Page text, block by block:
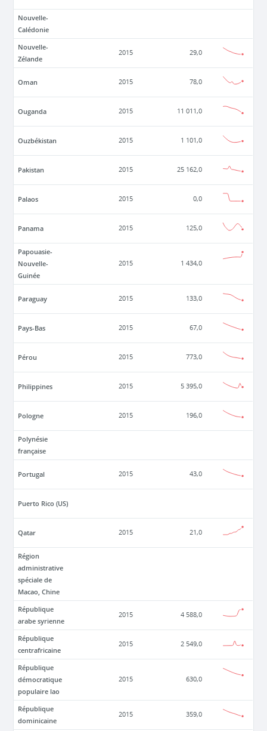
Nouvelle-
Calédonie
Nouvelle-
Zélande
2015 29,0
Oman 2015 78,0
Ouganda 2015 11 011,0
Ouzbékistan 2015 1 101,0
Pakistan 2015 25 162,0
Palaos 2015 0,0
Panama 2015 125,0
Papouasie-
Nouvelle-
Guinée
2015 1 434,0
Paraguay 2015 133,0
Pays-Bas 2015 67,0
Pérou 2015 773,0
Philippines 2015 5 395,0
Pologne 2015 196,0
Polynésie
française
Portugal 2015 43,0
Puerto Rico (US)
Qatar 2015 21,0
Région
administrative
spéciale de
Macao, Chine
République
arabe syrienne
2015 4 588,0
République
centrafricaine
2015 2 549,0
République
démocratique
populaire lao
2015 630,0
République
dominicaine
2015 359,0